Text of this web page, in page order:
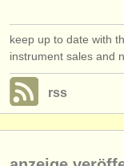
keep up to date with
instrument sales and
rss